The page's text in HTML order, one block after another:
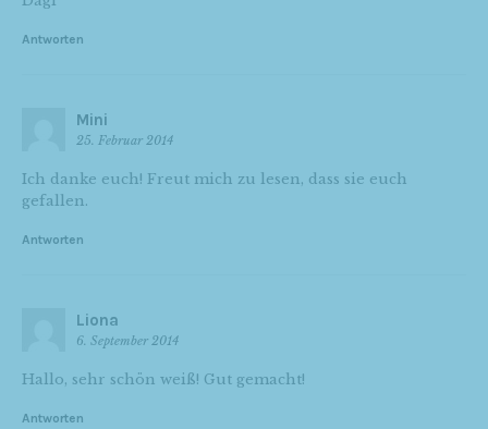
Antworten
Mini
25. Februar 2014
Ich danke euch! Freut mich zu lesen, dass sie euch
gefallen.
Antworten
Liona
6. September 2014
Hallo, sehr schön weiß! Gut gemacht!
Antworten